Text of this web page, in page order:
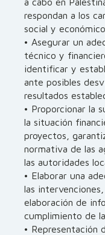
respondan a los
social y económico.
• Asegurar un
técnico y
identificar y
ante posibles
resultados
• Proporcionar la
la situación
proyectos,
normativa de las
las autoridades
• Elaborar una
las
elaboración de
cumplimiento de
• Representación